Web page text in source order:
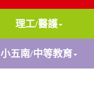
理工/醫護
小五南/中等教育